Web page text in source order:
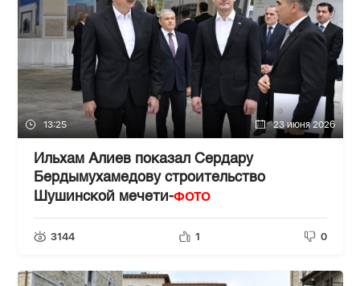
13:25 23 июня 2026
Ильхам Алиев показал Сердару
Бердымухамедову строительство
Шушинской мечети-ФОТО
3144 1 0